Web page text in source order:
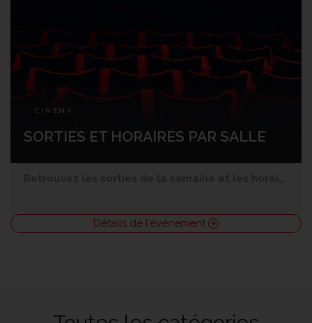
CINÉMA
SORTIES ET HORAIRES PAR SALLE
Détails de l'événement